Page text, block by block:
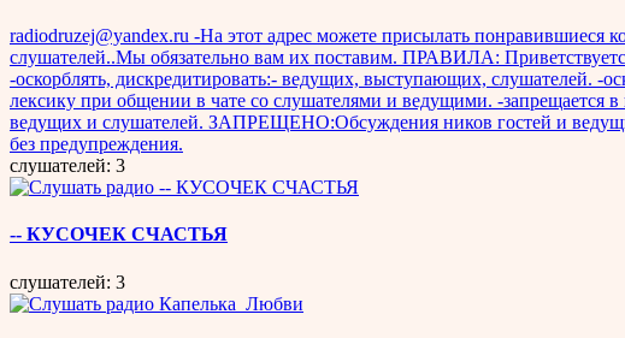
radiodruzej@yandex.ru -На этот адрес можете присылать понравившиеся
слушателей..Мы обязательно вам их поставим. ПРАВИЛА:
-оскорблять, дискредитировать:- ведущих, выступающих, слушателей. -
лексику при общении в чате со слушателями и ведущими. -запрещается
ведущих и слушателей. ЗАПРЕЩЕНО:Обсуждения ников гостей и
без предупреждения.
слушателей: 3
-- КУСОЧЕК СЧАСТЬЯ
слушателей: 3